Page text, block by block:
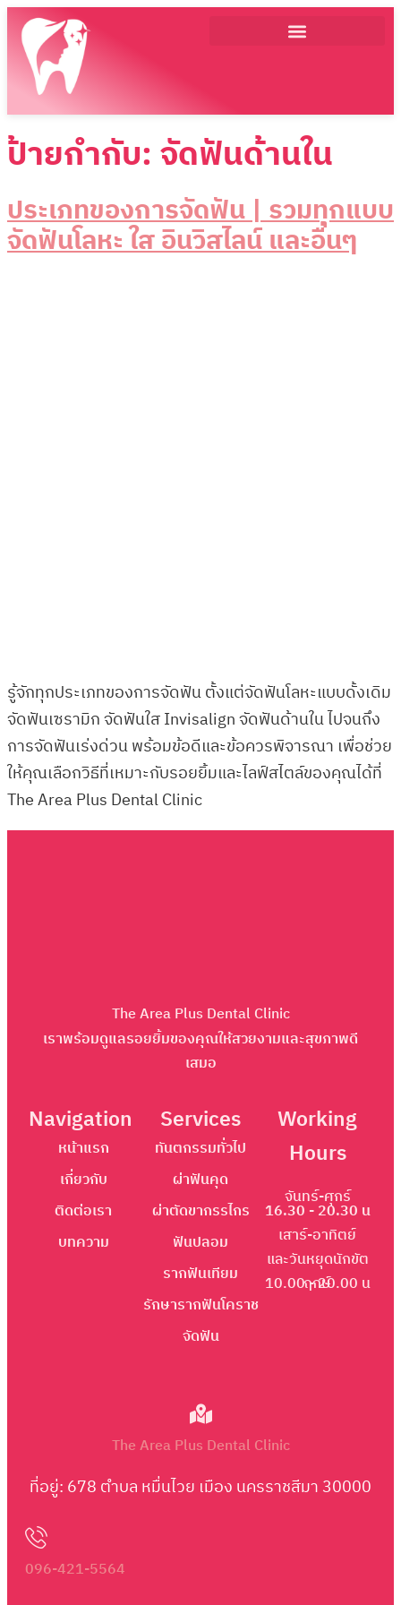
ป้ายกำกับ: จัดฟันด้านใน
ประเภทของการจัดฟัน | รวมทุกแบบ
จัดฟันโลหะ ใส อินวิสไลน์ และอื่นๆ
รู้จักทุกประเภทของการจัดฟัน ตั้งแต่จัดฟันโลหะแบบดั้งเดิม
จัดฟันเซรามิก จัดฟันใส Invisalign จัดฟันด้านใน ไปจนถึง
การจัดฟันเร่งด่วน พร้อมข้อดีและข้อควรพิจารณา เพื่อช่วย
ให้คุณเลือกวิธีที่เหมาะกับรอยยิ้มและไลฟ์สไตล์ของคุณได้ที่
The Area Plus Dental Clinic
The Area Plus Dental Clinic
เราพร้อมดูแลรอยยิ้มของคุณให้สวยงามและสุขภาพดี
เสมอ
Navigation
หน้าแรก
เกี่ยวกับ
ติดต่อเรา
บทความ
Services
ทันตกรรมทั่วไป
ผ่าฟันคุด
ผ่าตัดขากรรไกร
ฟันปลอม
รากฟันเทียม
รักษารากฟันโคราช
จัดฟัน
Working
Hours
จันทร์-ศุกร์
16.30 - 20.30 น
เสาร์-อาทิตย์
และวันหยุดนักขัต
ฤกษ์
10.00 - 20.00 น
The Area Plus Dental Clinic
ที่อยู่: 678 ตำบล หมื่นไวย เมือง นครราชสีมา 30000
096-421-5564